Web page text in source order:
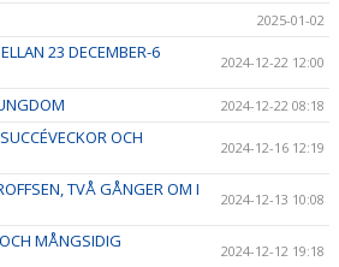
2025-01-02
23 DECEMBER-6
2024-12-22 12:00
2024-12-22 08:18
OCH
2024-12-16 12:19
TVÅ GÅNGER OM I
2024-12-13 10:08
MÅNGSIDIG
2024-12-12 19:18